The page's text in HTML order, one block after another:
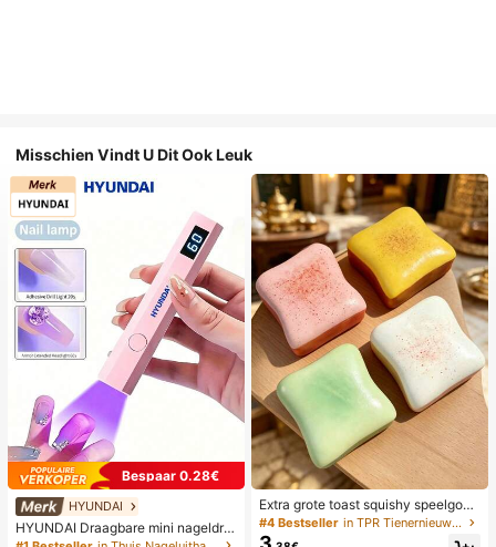
Misschien Vindt U Dit Ook Leuk
Bespaar 0.28€
HYUNDAI
HYUNDAI Draagbare mini nageldro
ger, oplaadbare handlamp UV/LED
Extra grote toast squishy speelgoe
d, superzachte boter toast stressve
rlichtend knijpspeelgoed, verkrijgba
#4 Bestseller in TPR Tienernieuwigheid en grappenspeelgoed